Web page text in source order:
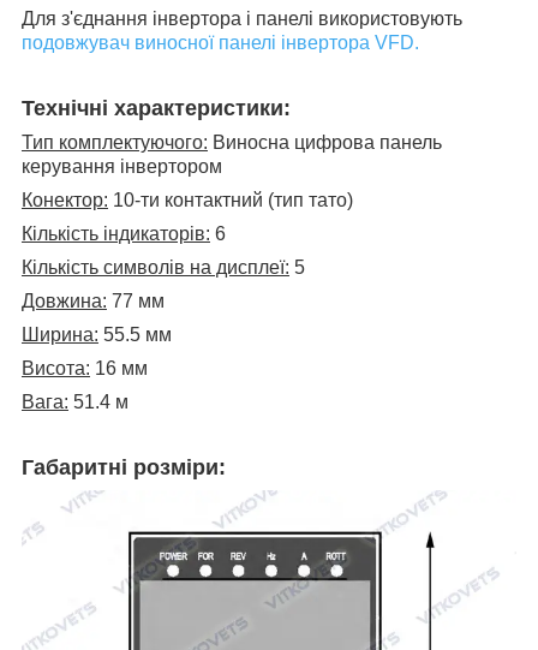
Для з'єднання інвертора і панелі використовують
подовжувач виносної панелі інвертора VFD.
Технічні характеристики:
Тип комплектуючого: Виносна цифрова панель
керування інвертором
Конектор: 10-ти контактний (тип тато)
Кількість індикаторів: 6
Кількість символів на дисплеї: 5
Довжина: 77 мм
Ширина: 55.5 мм
Висота: 16 мм
Вага: 51.4 м
Габаритні розміри: